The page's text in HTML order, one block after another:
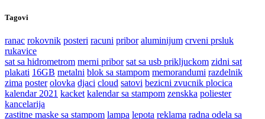
Tagovi
ranac rokovnik posteri racuni pribor aluminijum crveni prsluk
rukavice
sat sa hidrometrom merni pribor sat sa usb prikljuckom zidni sat
plakati 16GB metalni blok sa stampom memorandumi razdelnik
zima poster olovka djaci cloud satovi bezicni zvucnik plocica
kalendar 2021 kacket kalendar sa stampom zenskka poliester
kancelarija
zastitne maske sa stampom lampa lepota reklama radna odela sa